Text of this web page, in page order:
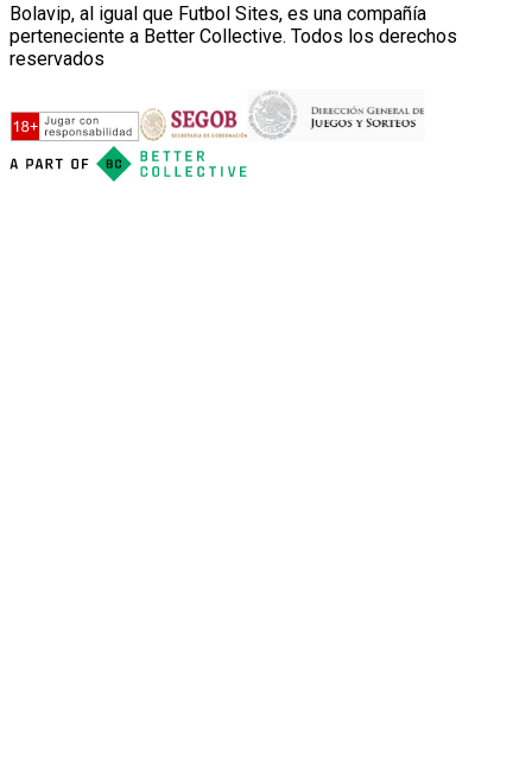
Bolavip, al igual que Futbol Sites, es una compañía
perteneciente a Better Collective. Todos los derechos
reservados